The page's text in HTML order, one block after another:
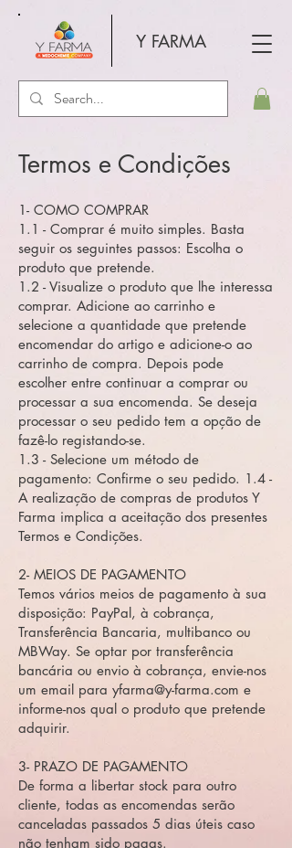
Y FARMA
Termos e Condições
1- COMO COMPRAR
1.1 - Comprar é muito simples. Basta
seguir os seguintes passos: Escolha o
produto que pretende.
1.2 - Visualize o produto que lhe interessa
comprar. Adicione ao carrinho e
selecione a quantidade que pretende
encomendar do artigo e adicione-o ao
carrinho de compra. Depois pode
escolher entre continuar a comprar ou
processar a sua encomenda. Se deseja
processar o seu pedido tem a opção de
fazê-lo registando-se.
1.3 - Selecione um método de
pagamento: Confirme o seu pedido. 1.4 -
A realização de compras de produtos Y
Farma implica a aceitação dos presentes
Termos e Condições.
2- MEIOS DE PAGAMENTO
Temos vários meios de pagamento à sua
disposição: PayPal, à cobrança,
Transferência Bancaria, multibanco ou
MBWay. Se optar por transferência
bancária ou envio à cobrança, envie-nos
um email para yfarma@y-farma.com e
informe-nos qual o produto que pretende
adquirir.
3- PRAZO DE PAGAMENTO
De forma a libertar stock para outro
cliente, todas as encomendas serão
canceladas passados 5 dias úteis caso
não tenham sido pagas.